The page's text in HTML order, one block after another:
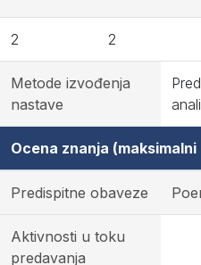
2 2
Metode izvođenja
nastave
Ocena znanja (maksimalni
Predispitne obaveze
Aktivnosti u toku
predavanja